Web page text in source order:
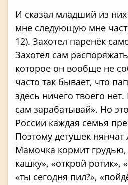
И сказал младший из
мне следующую мне
12). Захотел паренёк
Захотел сам
которое он вообще не
часто так бывает, что
здесь ничего твоего
сам зарабатывай». Но
России каждая семья
Поэтому детушек нянчат
Мамочка кормит
кашку», «открой ротик»,
«ты сегодня пил?»,